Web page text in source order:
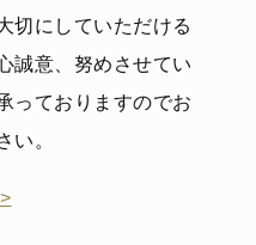
切にしていただける
誠意、努めさせてい
っておりますのでお
い。